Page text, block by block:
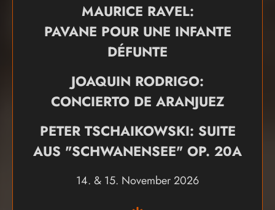
MAURICE RAVEL:
PAVANE POUR UNE INFANTE
DÉFUNTE
JOAQUIN RODRIGO:
CONCIERTO DE ARANJUEZ
PETER TSCHAIKOWSKI: SUITE
AUS "SCHWANENSEE" OP. 20A
14. & 15. November 2026